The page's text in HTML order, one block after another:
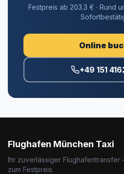
Festpreis ab 203.3 € · Rund
Online
+49 151
Flughafen München Taxi
Ihr zuverlässiger Flughafentransfer
zum Festpreis.